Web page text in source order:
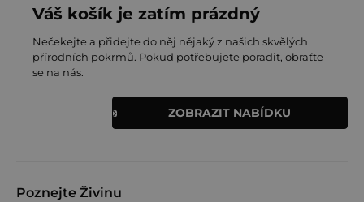
Váš košík je zatím prázdný
Nečekejte a přidejte do něj nějaký z našich skvělých
přírodních pokrmů. Pokud potřebujete poradit, obraťte
se na nás.
ZOBRAZIT NABÍDKU
Poznejte Živinu